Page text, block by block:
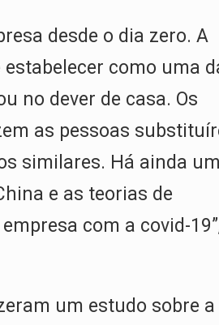
desde o dia zero. A
como uma
no dever de casa. Os
as pessoas
similares. Há ainda
e as teorias de
com a covid-
um estudo sobre a